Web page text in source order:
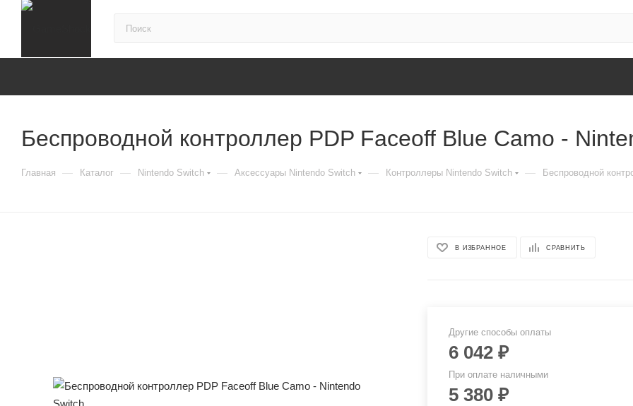
Беспроводной контроллер PDP Faceoff Blue Camo -
Главная — Каталог — Nintendo Switch — Аксессуары Nintendo Switch — Контроллеры Nintendo Switch — Беспроводной
В ИЗБРАННОЕ СРАВНИТЬ
Другие способы оплаты
6 042 ₽
При оплате наличными
5 380 ₽